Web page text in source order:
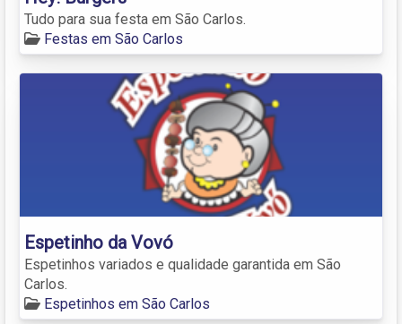
Tudo para sua festa em São Carlos.
Festas em São Carlos
Espetinho da Vovó
Espetinhos variados e qualidade garantida em São
Carlos.
Espetinhos em São Carlos